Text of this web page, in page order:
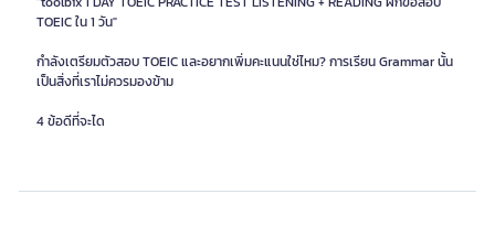
TOEIC ใน 1 วัน"
กำลังเตรียมตัวสอบ TOEIC และอยากเพิ่มคะแนนใช่ไหม? การเรียน Grammar นั้น
เป็นสิ่งที่เราไม่ควรมองข้าม
4 ข้อดีที่จะได